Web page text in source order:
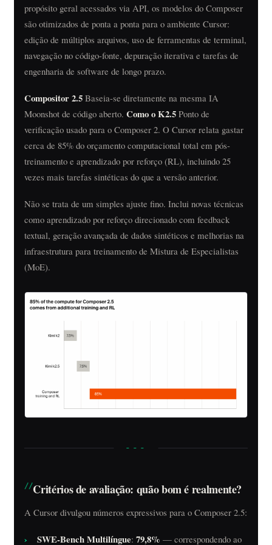
propósito geral acessados ​​via API, os modelos do Composer
são otimizados de ponta a ponta para o ambiente Cursor:
edição de múltiplos arquivos, uso de ferramentas de terminal,
navegação no código-fonte, depuração iterativa e tarefas de
engenharia de software de longo prazo.
Compositor 2.5 Baseia-se diretamente na mesma IA
Moonshot de código aberto.Como o K2.5 Ponto de
verificação usado para o Composer 2. O Cursor relata gastar
cerca de 85% do orçamento computacional total em pós-
treinamento e aprendizado por reforço (RL), incluindo 25
vezes mais tarefas sintéticas do que a versão anterior.
Não se trata de um simples ajuste fino. Inclui novas técnicas
como aprendizado por reforço direcionado com feedback
textual, geração avançada de dados sintéticos e melhorias na
infraestrutura para treinamento de Mistura de Especialistas
(MoE).
Critérios de avaliação: quão bom é realmente?
A Cursor divulgou números expressivos para o Composer 2.5:
SWE-Bench Multilíngue:79,8% — correspondendo ao